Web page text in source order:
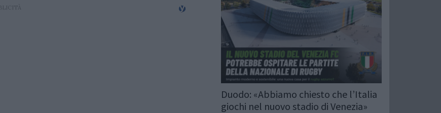
Duodo: «Abbiamo chiesto che l’Italia
giochi nel nuovo stadio di Venezia»